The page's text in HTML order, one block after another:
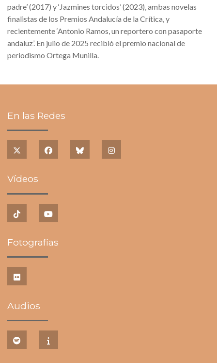
padre’ (2017) y ‘Jazmines torcidos’ (2023), ambas novelas
finalistas de los Premios Andalucía de la Crítica, y
recientemente ‘Antonio Ramos, un reportero con pasaporte
andaluz’. En julio de 2025 recibió el premio nacional de
periodismo Ortega Munilla.
En las Redes
Vídeos
Fotografías
Audios